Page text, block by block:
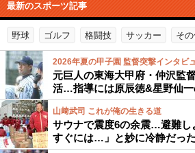
最新のスポーツ記事
野球 ゴルフ 格闘技 サッカー そ
2026年夏の甲子園 監督突撃インタビ
元巨人の東海大甲府・仲沢監
活…指導には原辰徳&星野仙一
山﨑武司 これが俺の生きる道
サウナで震度6の余震…避難し
すぐには…」と妙に冷静だった